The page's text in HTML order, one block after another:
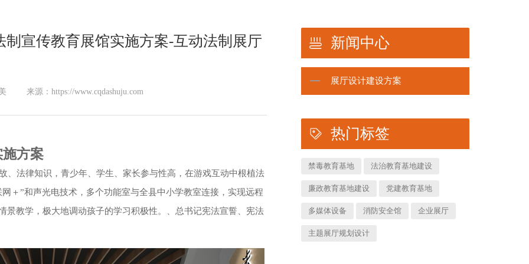
宣传教育展馆实施方案-互动法制展厅
来源：https://www.cqdashuju.com
方案
、法律知识，青少年、学生、家长参与性高，在游戏互动中根植法
＋”和声光电技术，多个功能室与全县中小学教室连接，实现远程
景教学，极大地调动孩子的学习积极性。、总书记宪法宣誓、宪法
新闻中心
展厅设计建设方案
热门标签
禁毒教育基地 法治教育基地建设
廉政教育基地建设 党建教育基地
多媒体设备 消防安全馆 企业展厅
主题展厅规划设计